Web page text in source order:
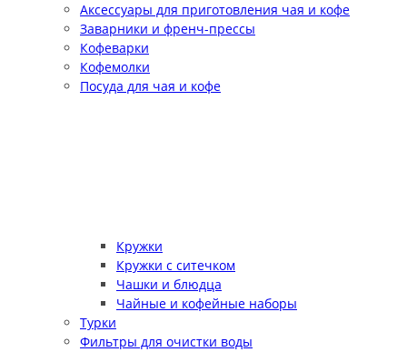
Аксессуары для приготовления чая и кофе
Заварники и френч-прессы
Кофеварки
Кофемолки
Посуда для чая и кофе
Кружки
Кружки с ситечком
Чашки и блюдца
Чайные и кофейные наборы
Турки
Фильтры для очистки воды